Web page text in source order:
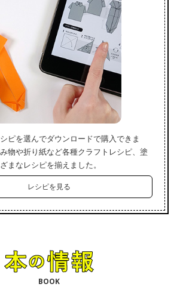
ピを選んでダウンロードで購入できま
物や折り紙など各種クラフトレシピ、塗
まなレシピを揃えました。
レシピを見る
BOOK